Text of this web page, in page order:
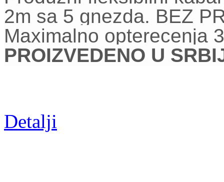
2m sa 5 gnezda. BEZ
Maximalno opterecenja
PROIZVEDENO U
Detalji